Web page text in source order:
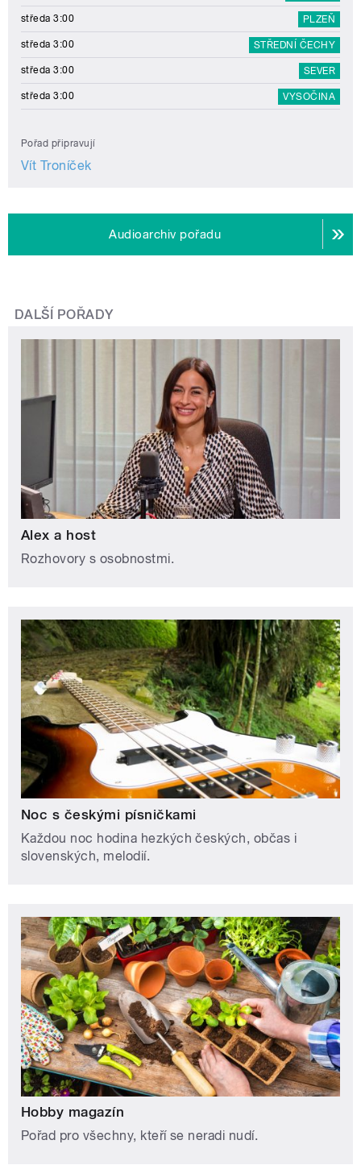
středa 3:00 PLZEŇ
středa 3:00 STŘEDNÍ ČECHY
středa 3:00 SEVER
středa 3:00 VYSOČINA
Pořad připravují
Vít Troníček
Audioarchiv pořadu
DALŠÍ POŘADY
Alex a host
Rozhovory s osobnostmi.
Noc s českými písničkami
Každou noc hodina hezkých českých, občas i
slovenských, melodií.
Hobby magazín
Pořad pro všechny, kteří se neradi nudí.